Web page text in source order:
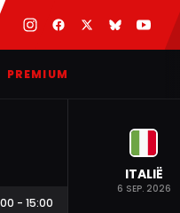
PREMIUM
- 15:00
ITALIË
6 SEP. 2026